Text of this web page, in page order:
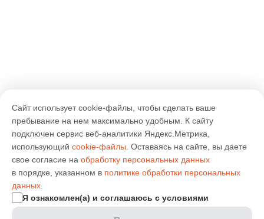
Сайт использует cookie-файлы, чтобы сделать ваше
пребывание на нем максимально удобным. К cайту
подключен сервис веб-аналитики Яндекс.Метрика,
использующий cookie-файлы . Оставаясь на сайте, вы даете
свое согласие на обработку персональных данных
в порядке, указанном в политике обработки персональных
данных
Я ознакомлен(а) и соглашаюсь с условиями